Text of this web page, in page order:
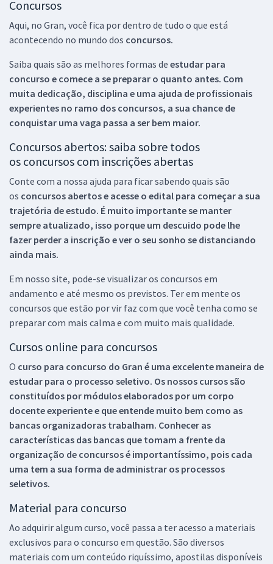
Concursos
Aqui, no Gran, você fica por dentro de tudo o que está
acontecendo no mundo dos concursos.
Saiba quais são as melhores formas de estudar para
concurso e comece a se preparar o quanto antes. Com
muita dedicação, disciplina e uma ajuda de profissionais
experientes no ramo dos concursos, a sua chance de
conquistar uma vaga passa a ser bem maior.
Concursos abertos: saiba sobre todos
os concursos com inscrições abertas
Conte com a nossa ajuda para ficar sabendo quais são
os concursos abertos e acesse o edital para começar a sua
trajetória de estudo. É muito importante se manter
sempre atualizado, isso porque um descuido pode lhe
fazer perder a inscrição e ver o seu sonho se distanciando
ainda mais.
Em nosso site, pode-se visualizar os concursos em
andamento e até mesmo os previstos. Ter em mente os
concursos que estão por vir faz com que você tenha como se
preparar com mais calma e com muito mais qualidade.
Cursos online para concursos
O curso para concurso do Gran é uma excelente maneira de
estudar para o processo seletivo. Os nossos cursos são
constituídos por módulos elaborados por um corpo
docente experiente e que entende muito bem como as
bancas organizadoras trabalham. Conhecer as
características das bancas que tomam a frente da
organização de concursos é importantíssimo, pois cada
uma tem a sua forma de administrar os processos
seletivos.
Material para concurso
Ao adquirir algum curso, você passa a ter acesso a materiais
exclusivos para o concurso em questão. São diversos
materiais com um conteúdo riquíssimo, apostilas disponíveis